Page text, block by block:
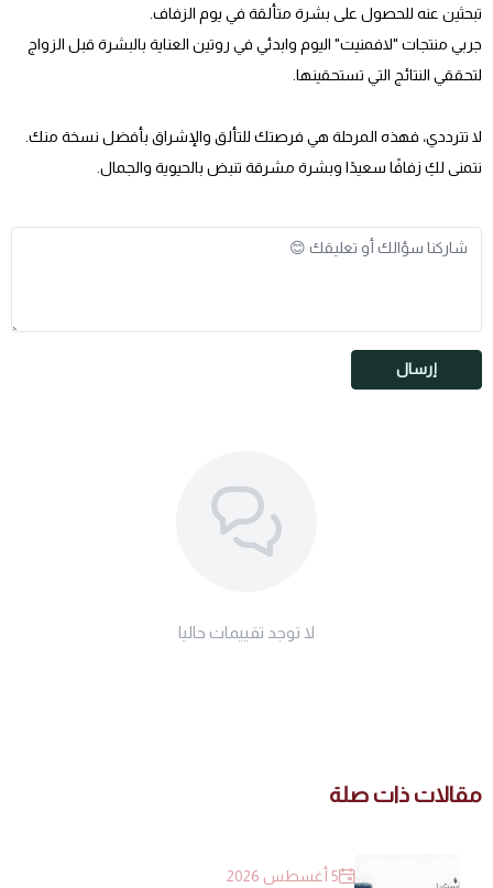
تبحثين عنه للحصول على بشرة متألقة في يوم الزفاف.
جربي منتجات "لافمنيت" اليوم وابدئي في روتين العناية بالبشرة قبل الزواج
لتحققي النتائج التي تستحقينها.
لا تترددي، فهذه المرحلة هي فرصتك للتألق والإشراق بأفضل نسخة منك.
نتمنى لكِ زفافًا سعيدًا وبشرة مشرقة تنبض بالحيوية والجمال.
إرسال
لا توجد تقييمات حاليا
مقالات ذات صلة
5 أغسطس 2026